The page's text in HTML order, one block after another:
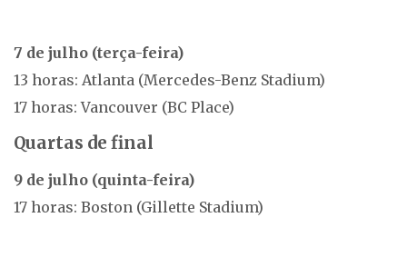
7 de julho (terça-feira)
13 horas: Atlanta (Mercedes-Benz Stadium)
17 horas: Vancouver (BC Place)
Quartas de final
9 de julho (quinta-feira)
17 horas: Boston (Gillette Stadium)